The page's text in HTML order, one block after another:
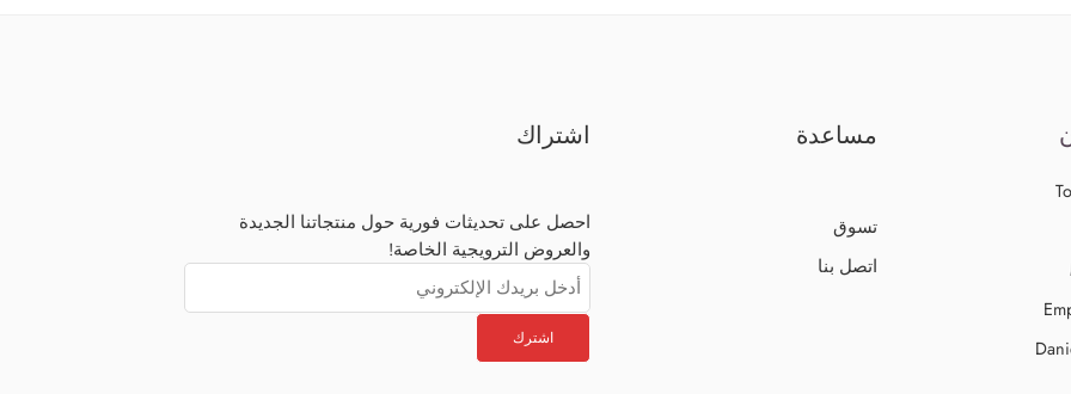
مساعدة
تسوق
اتصل بنا
اشتراك
احصل على تحديثات فورية حول منتجاتنا الجديدة
والعروض الترويجية الخاصة!